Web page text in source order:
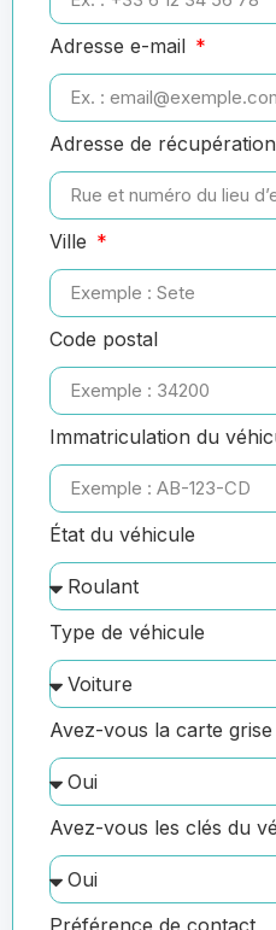
Adresse e-mail
Adresse de
Ville
Code postal
Immatriculation du
État du véhicule
Type de véhicule
Avez-vous la carte grise
Avez-vous les clés du
Préférence de contact